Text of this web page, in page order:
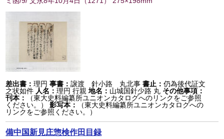
差出書：理円 事書：譲渡 針小路 丸北事書止：仍為後代証文
之状如件 人名：理円 行親 地名： 山城国針少路 丸 その他事項：
刊本：
（東大史料編纂所ユニオンカタログへのリンクをご参照
ください。）
影写本：
（東大史料編纂所ユニオンカタログへの
リンクをご参照ください。）
備中国新見庄惣検作田目録